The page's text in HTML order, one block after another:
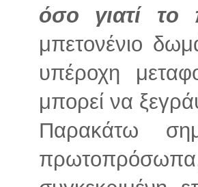
όσο γιατί το
μπετονένιο
υπέροχη
μπορεί να
Παρακάτω